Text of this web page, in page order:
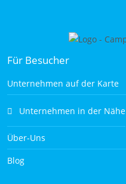
Für Besucher
Unternehmen auf der Karte
Unternehmen in der Nähe
Über-Uns
Blog